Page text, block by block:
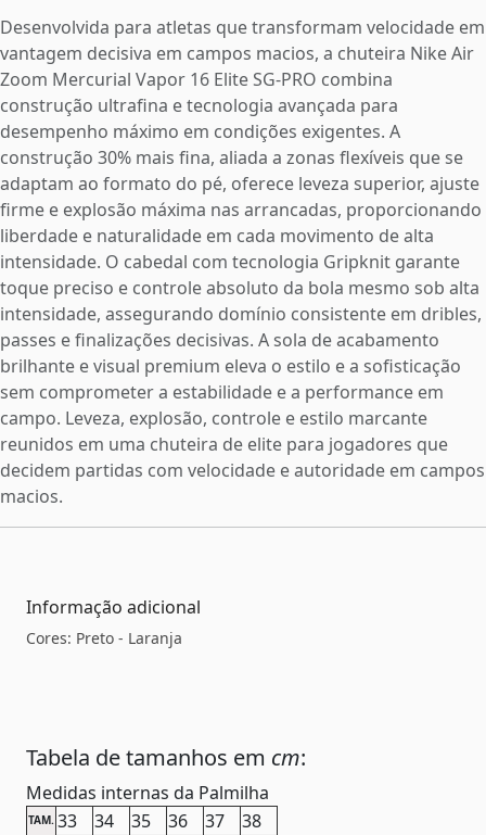
Desenvolvida para atletas que transformam velocidade em
vantagem decisiva em campos macios, a chuteira Nike Air
Zoom Mercurial Vapor 16 Elite SG-PRO combina
construção ultrafina e tecnologia avançada para
desempenho máximo em condições exigentes. A
construção 30% mais fina, aliada a zonas flexíveis que se
adaptam ao formato do pé, oferece leveza superior, ajuste
firme e explosão máxima nas arrancadas, proporcionando
liberdade e naturalidade em cada movimento de alta
intensidade. O cabedal com tecnologia Gripknit garante
toque preciso e controle absoluto da bola mesmo sob alta
intensidade, assegurando domínio consistente em dribles,
passes e finalizações decisivas. A sola de acabamento
brilhante e visual premium eleva o estilo e a sofisticação
sem comprometer a estabilidade e a performance em
campo. Leveza, explosão, controle e estilo marcante
reunidos em uma chuteira de elite para jogadores que
decidem partidas com velocidade e autoridade em campos
macios.
Informação adicional
Cores: Preto - Laranja
Tabela de tamanhos em cm:
Medidas internas da Palmilha
TAM. 33 34 35 36 37 38